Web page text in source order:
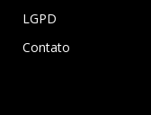
LGPD
Contato